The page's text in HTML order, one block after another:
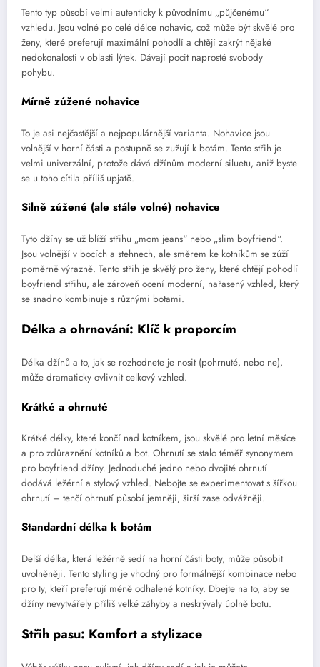
Tento typ působí velmi autenticky k původnímu „půjčenému“
vzhledu. Jsou volné po celé délce nohavic, což může být skvělé pro
ženy, které preferují maximální pohodlí a chtějí zakrýt nějaké
nedokonalosti v oblasti lýtek. Dávají pocit naprosté svobody
pohybu.
Mírně zúžené nohavice
To je asi nejčastější a nejpopulárnější varianta. Nohavice jsou
volnější v horní části a postupně se zužují k botám. Tento střih je
velmi univerzální, protože dává džínům moderní siluetu, aniž byste
se u toho cítila příliš upjatě.
Silně zúžené (ale stále volné) nohavice
Tyto džíny se už blíží střihu „mom jeans“ nebo „slim boyfriend“.
Jsou volnější v bocích a stehnech, ale směrem ke kotníkům se zúží
poměrně výrazně. Tento střih je skvělý pro ženy, které chtějí pohodlí
boyfriend střihu, ale zároveň ocení moderní, nařasený vzhled, který
se snadno kombinuje s různými botami.
Délka a ohrnování: Klíč k proporcím
Délka džínů a to, jak se rozhodnete je nosit (pohrnuté, nebo ne),
může dramaticky ovlivnit celkový vzhled.
Krátké a ohrnuté
Krátké délky, které končí nad kotníkem, jsou skvělé pro letní měsíce
a pro zdůraznění kotníků a bot. Ohrnutí se stalo téměř synonymem
pro boyfriend džíny. Jednoduché jedno nebo dvojité ohrnutí
dodává ležérní a stylový vzhled. Nebojte se experimentovat s šířkou
ohrnutí – tenčí ohrnutí působí jemněji, širší zase odvážněji.
Standardní délka k botám
Delší délka, která ležérně sedí na horní části boty, může působit
uvolněněji. Tento styling je vhodný pro formálnější kombinace nebo
pro ty, kteří preferují méně odhalené kotníky. Dbejte na to, aby se
džíny nevytvářely příliš velké záhyby a neskrývaly úplně botu.
Střih pasu: Komfort a stylizace